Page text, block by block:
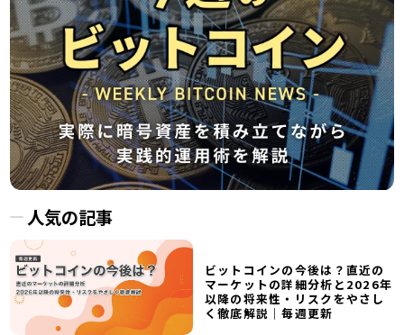
人気の記事
ビットコインの今後は？直近の
マーケットの詳細分析と2026年
以降の将来性・リスクをやさし
く徹底解説｜毎週更新